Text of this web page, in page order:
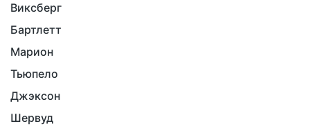
Виксберг
Бартлетт
Марион
Тьюпело
Джэксон
Шервуд